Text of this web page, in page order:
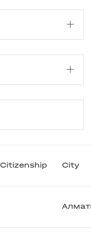
Citizenship City